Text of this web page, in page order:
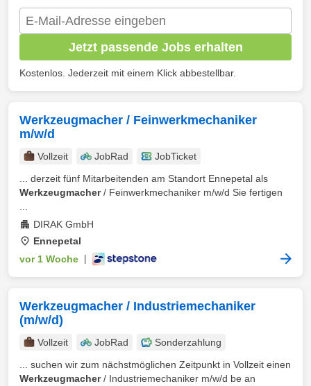
Jetzt passende Jobs erhalten
Kostenlos. Jederzeit mit einem Klick abbestellbar.
Werkzeugmacher / Feinwerkmechaniker
m/w/d
Vollzeit JobRad
JobTicket
... derzeit fünf Mitarbeitenden am Standort Ennepetal als
Werkzeugmacher/ Feinwerkmechaniker m⁠/⁠w⁠/⁠d Sie fertigen
DIRAK GmbH
Ennepetal
vor 1 Woche
Werkzeugmacher / Industriemechaniker
(m/w/d)
Vollzeit JobRad
Sonderzahlung
... suchen wir zum nächstmöglichen Zeitpunkt in Vollzeit einen
Werkzeugmacher/ Industriemechaniker m/w/d be an